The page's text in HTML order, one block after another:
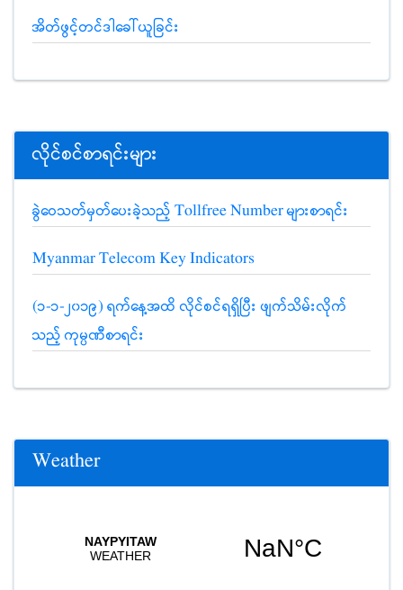
အိတ်ဖွင့်တင်ဒါခေါ်ယူခြင်း
လိုင်စင်စာရင်းများ
ခွဲဝေသတ်မှတ်ပေးခဲ့သည့် Tollfree Number များစာရင်း
Myanmar Telecom Key Indicators
(၁-၁-၂၀၁၉) ရက်နေ့အထိ လိုင်စင်ရရှိပြီး ဖျက်သိမ်းလိုက်
သည့် ကုမ္ပဏီစာရင်း
Weather